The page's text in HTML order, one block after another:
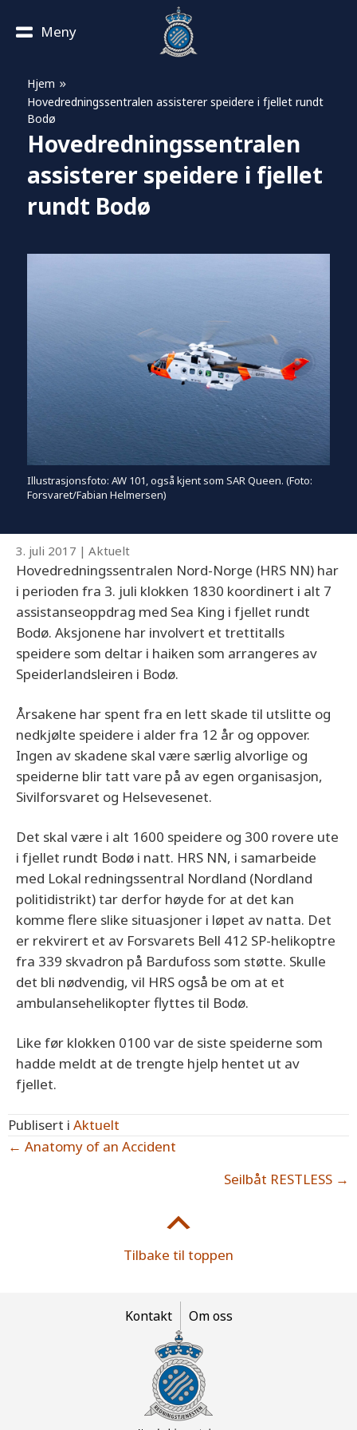
Meny
Hjem »
Hovedredningssentralen assisterer speidere i fjellet rundt
Bodø
Hovedredningssentralen
assisterer speidere i fjellet
rundt Bodø
Illustrasjonsfoto: AW 101, også kjent som SAR Queen. (Foto:
Forsvaret/Fabian Helmersen)
3. juli 2017 | Aktuelt
Hovedredningssentralen Nord-Norge (HRS NN) har
i perioden fra 3. juli klokken 1830 koordinert i alt 7
assistanseoppdrag med Sea King i fjellet rundt
Bodø. Aksjonene har involvert et trettitalls
speidere som deltar i haiken som arrangeres av
Speiderlandsleiren i Bodø.
Årsakene har spent fra en lett skade til utslitte og
nedkjølte speidere i alder fra 12 år og oppover.
Ingen av skadene skal være særlig alvorlige og
speiderne blir tatt vare på av egen organisasjon,
Sivilforsvaret og Helsevesenet.
Det skal være i alt 1600 speidere og 300 rovere ute
i fjellet rundt Bodø i natt. HRS NN, i samarbeide
med Lokal redningssentral Nordland (Nordland
politidistrikt) tar derfor høyde for at det kan
komme flere slike situasjoner i løpet av natta. Det
er rekvirert et av Forsvarets Bell 412 SP-helikoptre
fra 339 skvadron på Bardufoss som støtte. Skulle
det bli nødvendig, vil HRS også be om at et
ambulansehelikopter flyttes til Bodø.
Like før klokken 0100 var de siste speiderne som
hadde meldt at de trengte hjelp hentet ut av
fjellet.
Publisert i Aktuelt
Posts
← Anatomy of an Accident
Seilbåt RESTLESS →
Tilbake til toppen
Kontakt Om oss